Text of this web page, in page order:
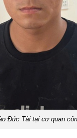
Đức Tài tại cơ quan